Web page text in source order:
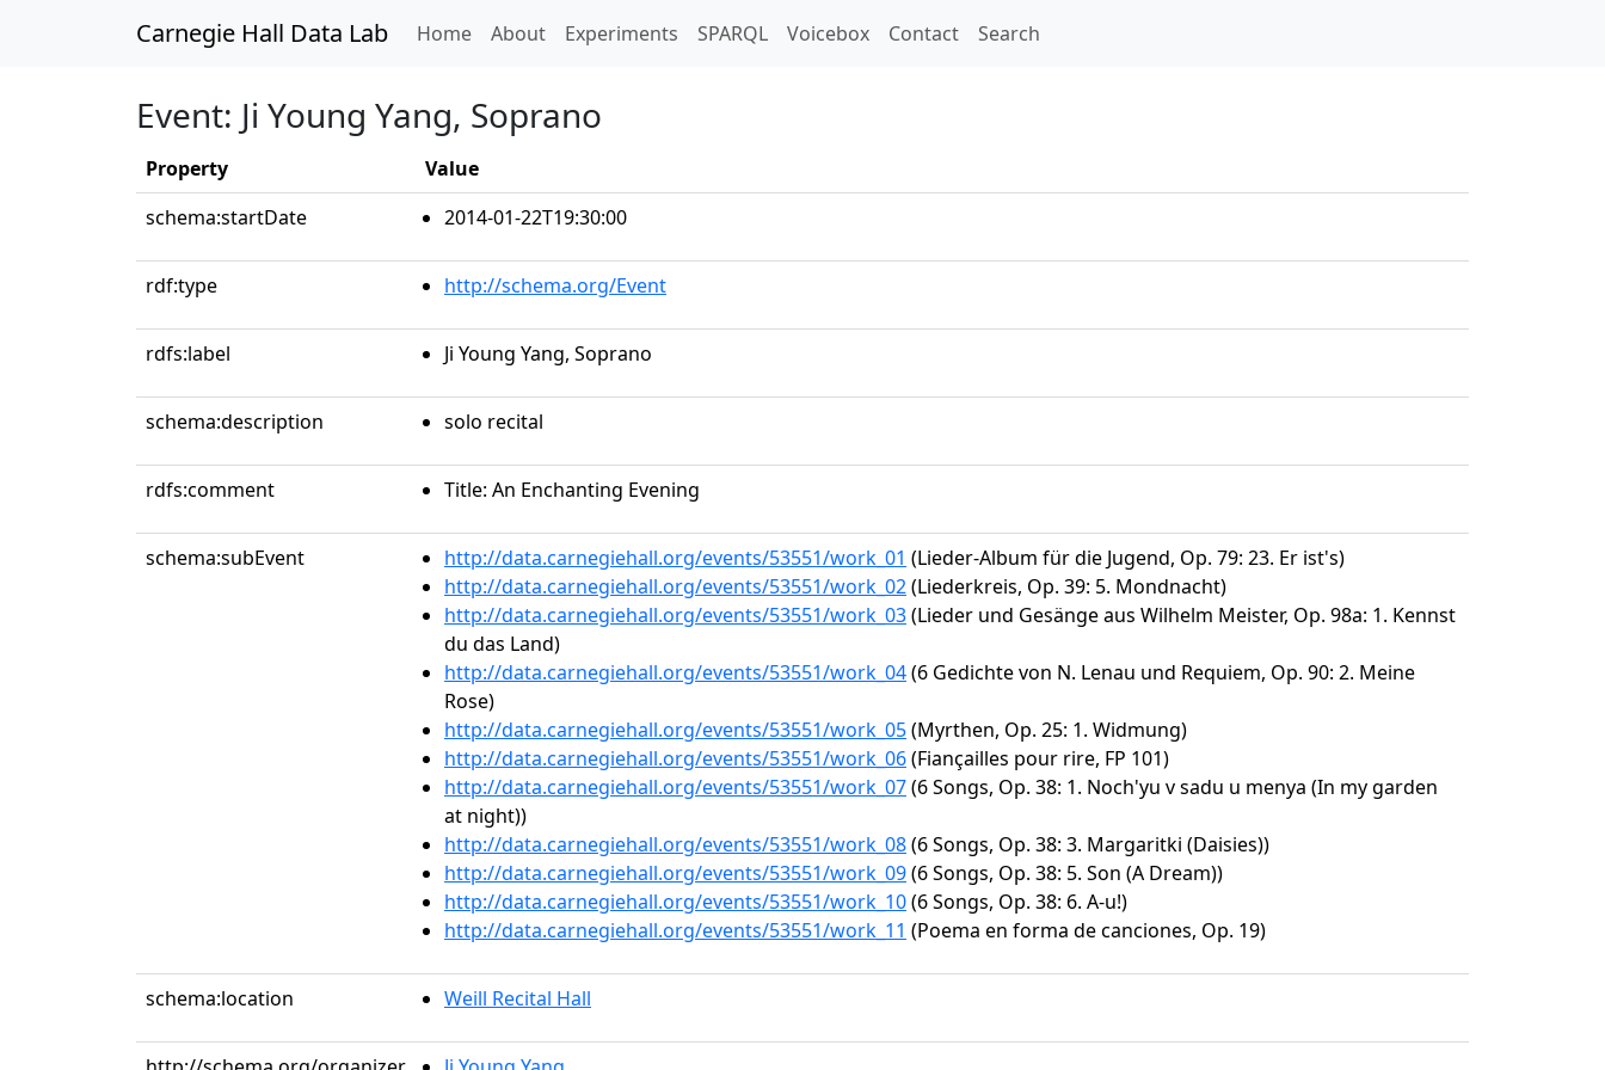
Carnegie Hall Data Lab Home(current)
About Experiments SPARQL Voicebox Contact Search
Event: Ji Young Yang, Soprano
Property
Value
schema:startDate
2014-01-22T19:30:00
rdf:type http://schema.org/Event
rdfs:label Ji Young Yang, Soprano
schema:description solo recital
rdfs:comment Title: An Enchanting Evening
schema:subEvent http://data.carnegiehall.org/events/53551/work_01 (Lieder-Album für die Jugend, Op. 79: 23. Er ist's)
http://data.carnegiehall.org/events/53551/work_02(Liederkreis, Op. 39: 5. Mondnacht)
http://data.carnegiehall.org/events/53551/work_03(Lieder und Gesänge aus Wilhelm Meister, Op. 98a: 1. Kennst
du das Land)
http://data.carnegiehall.org/events/53551/work_04(6 Gedichte von N. Lenau und Requiem, Op. 90: 2. Meine
Rose)
http://data.carnegiehall.org/events/53551/work_05(Myrthen, Op. 25: 1. Widmung)
http://data.carnegiehall.org/events/53551/work_06(Fiançailles pour rire, FP 101)
http://data.carnegiehall.org/events/53551/work_07(6 Songs, Op. 38: 1. Noch'yu v sadu u menya (In my garden
at night))
http://data.carnegiehall.org/events/53551/work_08(6 Songs, Op. 38: 3. Margaritki (Daisies))
http://data.carnegiehall.org/events/53551/work_09(6 Songs, Op. 38: 5. Son (A Dream))
http://data.carnegiehall.org/events/53551/work_10(6 Songs, Op. 38: 6. A-u!)
http://data.carnegiehall.org/events/53551/work_11 (Poema en forma de canciones, Op. 19)
schema:location Weill Recital Hall